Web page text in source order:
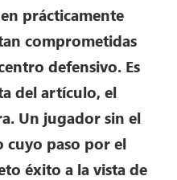
prácticamente
comprometidas
defensivo. Es
del artículo, el
Un jugador sin el
cuyo paso por el
éxito a la vista de